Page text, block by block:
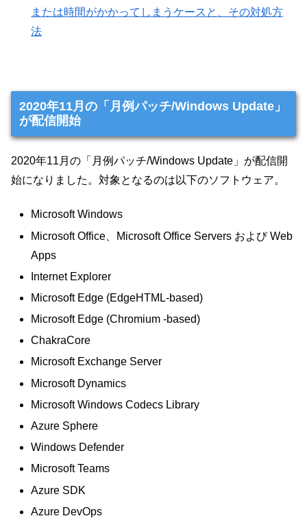
または時間がかかってしまうケースと、その対処方
法
2020年11月の「月例パッチ/Windows Update」
が配信開始
2020年11月の「月例パッチ/Windows Update」が配信開
始になりました。対象となるのは以下のソフトウェア。
Microsoft Windows
Microsoft Office、Microsoft Office Servers および Web
Apps
Internet Explorer
Microsoft Edge (EdgeHTML-based)
Microsoft Edge (Chromium -based)
ChakraCore
Microsoft Exchange Server
Microsoft Dynamics
Microsoft Windows Codecs Library
Azure Sphere
Windows Defender
Microsoft Teams
Azure SDK
Azure DevOps